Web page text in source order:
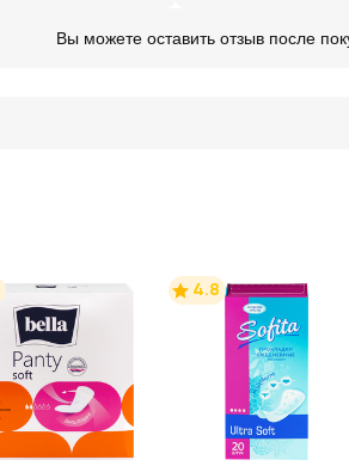
Вы можете оставить отзыв после
4.8